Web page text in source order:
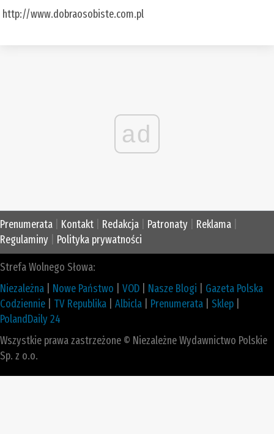
http://www.dobraosobiste.com.pl
ad
Prenumerata Kontakt Redakcja Patronaty Reklama
Regulaminy
Polityka prywatności
Strefa Wolnego Słowa:
Niezależna
Nowe Państwo VOD Nasze Blogi
Gazeta Polska
Codziennie
TV Republika Albicla Prenumerata Sklep
PolandDaily 24
Wszystkie prawa zastrzeżone © Niezależne Wydawnictwo Polskie
Sp. z o.o.